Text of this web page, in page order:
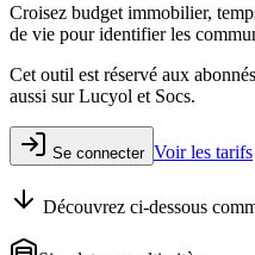
Croisez budget immobilier,
de vie pour identifier les
Cet outil est réservé aux
aussi sur Lucyol et Socs.
Se connecter Voir les tarifs
Découvrez ci-dessous